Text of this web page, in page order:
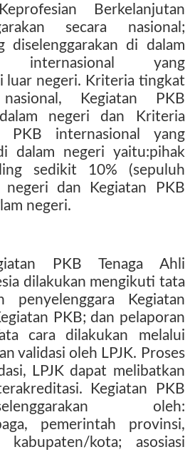
Berkelanjutan
secara nasional;
diselenggarakan di dalam
yang
luar negeri. Kriteria tingkat
Kegiatan PKB
negeri dan Kriteria
PKB internasional yang
dalam negeri yaitu:pihak
sedikit 10% (sepuluh
dan Kegiatan PKB
negeri.
PKB Tenaga Ahli
dilakukan mengikuti tata
penyelenggara Kegiatan
PKB; dan pelaporan
cara dilakukan melalui
validasi oleh LPJK. Proses
LPJK dapat melibatkan
Kegiatan PKB
oleh:
pemerintah provinsi,
kota; asosiasi